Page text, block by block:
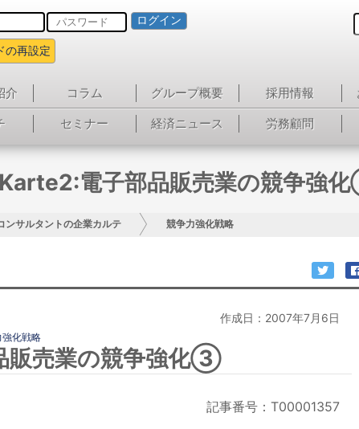
ログイン
の再設定
介 コラム グループ概要 採用情報
セミナー 経済ニュース 労務顧問
Karte2:電子部品販売業の競争強
ンサルタントの企業カルテ 競争力強化戦略
作成日：2007年7月6日
強化戦略
販売業の競争強化③
記事番号：T00001357